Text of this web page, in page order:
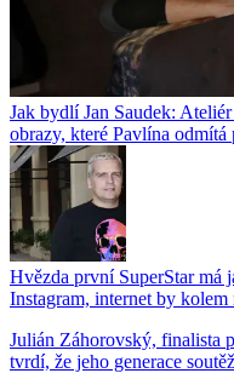
Jak bydlí Jan Saudek:
obrazy, které Pavlína odmítá
Hvězda první SuperStar má
Instagram, internet by kolem
Julián Záhorovský, finalista
tvrdí, že jeho generace